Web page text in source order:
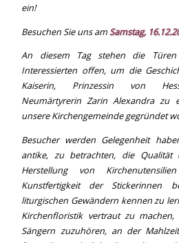
ein!
Besuchen Sie uns am Samstag,
An diesem Tag stehen die
Interessierten offen, um die
Kaiserin, Prinzessin von
Neumärtyrerin Zarin Alexandra zu
unsere Kirchengemeinde gegründet
Besucher werden Gelegenheit
antike, zu betrachten, die
Herstellung von
Kunstfertigkeit der Stickerinnen
liturgischen Gewändern kennen zu
Kirchenfloristik vertraut zu
Sängern zuzuhören, an der